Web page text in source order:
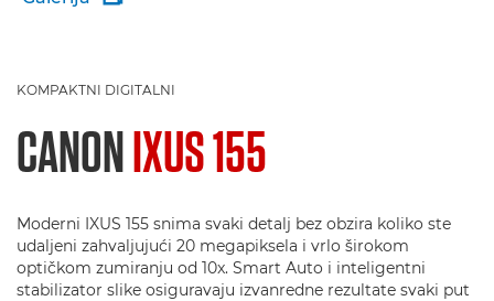
KOMPAKTNI DIGITALNI
CANONIXUS 155
Moderni IXUS 155 snima svaki detalj bez obzira koliko ste
udaljeni zahvaljujući 20 megapiksela i vrlo širokom
optičkom zumiranju od 10x. Smart Auto i inteligentni
stabilizator slike osiguravaju izvanredne rezultate svaki put